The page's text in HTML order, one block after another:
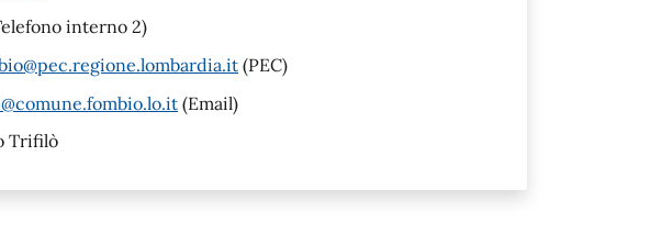
interno 2)
(PEC)
(Email)
Trifilò